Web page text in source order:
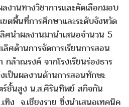
งานทางวิชาการและคัดเลือกมอบ
ขตพื้นที่การศึกษาและระดับจังหวัด
ศนำผลงานมานำเสนอจำนวน 5
ศด้านการจัดการเรียนการสอน
กล้าณรงค์ จากโรงเรียนร่องธาร
เป็นผลงานด้านการสอนทักษะ
ร์ชั้นสูง น.ส.ศิรินทิพย์ สกิจกัน
ทิง จ.เชียงราย ซึ่งนำเสนอเทคนิค